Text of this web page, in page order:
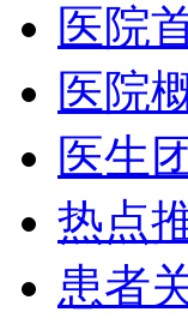
医院
医院
医生
热点
患者